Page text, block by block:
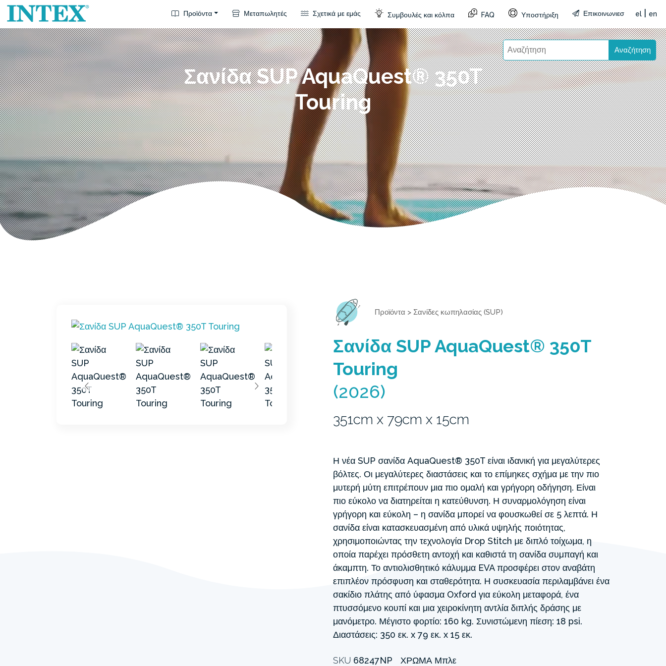
Προϊόντα Μεταπωλητές Σχετικά με εμάς Συμβουλές και κόλπα FAQ Υποστήριξη Επικοινωνιεσ el en
Αναζήτηση
Σανίδα SUP AquaQuest® 350T
Touring
Προϊόντα > Σανίδες κωπηλασίας (SUP)
Σανίδα SUP AquaQuest® 350T
Touring
(2026)
351cm x 79cm x 15cm
Η νέα SUP σανίδα AquaQuest® 350T είναι ιδανική για μεγαλύτερες
βόλτες. Οι μεγαλύτερες διαστάσεις και το επίμηκες σχήμα με την πιο
μυτερή μύτη επιτρέπουν μια πιο ομαλή και γρήγορη οδήγηση. Είναι
πιο εύκολο να διατηρείται η κατεύθυνση. Η συναρμολόγηση είναι
γρήγορη και εύκολη – η σανίδα μπορεί να φουσκωθεί σε 5 λεπτά. Η
σανίδα είναι κατασκευασμένη από υλικά υψηλής ποιότητας,
χρησιμοποιώντας την τεχνολογία Drop Stitch με διπλό τοίχωμα, η
οποία παρέχει πρόσθετη αντοχή και καθιστά τη σανίδα συμπαγή και
άκαμπτη. Το αντιολισθητικό κάλυμμα EVA προσφέρει στον αναβάτη
επιπλέον πρόσφυση και σταθερότητα. Η συσκευασία περιλαμβάνει ένα
σακίδιο πλάτης από ύφασμα Oxford για εύκολη μεταφορά, ένα
πτυσσόμενο κουπί και μια χειροκίνητη αντλία διπλής δράσης με
μανόμετρο. Μέγιστο φορτίο: 160 kg. Συνιστώμενη πίεση: 18 psi.
Διαστάσεις: 350 εκ. x 79 εκ. x 15 εκ.
SKU 68247NP ΧΡΏΜΑ Μπλε